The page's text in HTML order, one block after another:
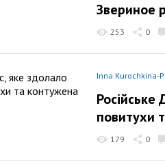
Звериное
253 0
Inna Kurochkina-
Росiйське
повитухи
179 0